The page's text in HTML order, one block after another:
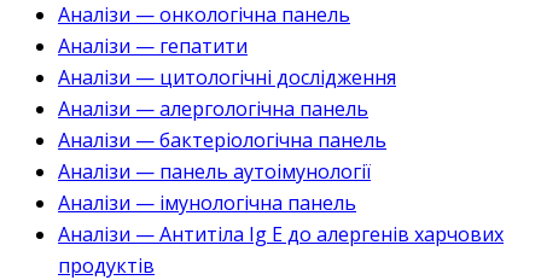
Аналізи — онкологічна панель
Аналізи — гепатити
Аналізи — цитологічні дослідження
Аналізи — алергологічна панель
Аналізи — бактеріологічна панель
Аналізи — панель аутоімунології
Аналізи — імунологічна панель
Аналізи — Антитіла Ig E до алергенів харчових
продуктів